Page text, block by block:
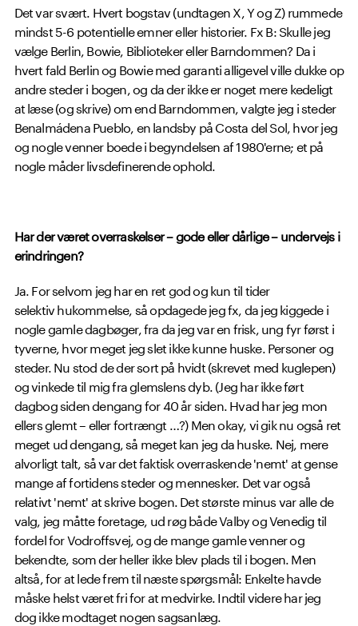
Det var svært. Hvert bogstav (undtagen X, Y og Z) rummede
mindst 5-6 potentielle emner eller historier. Fx B: Skulle jeg
vælge Berlin, Bowie, Biblioteker eller Barndommen? Da i
hvert fald Berlin og Bowie med garanti alligevel ville dukke op
andre steder i bogen, og da der ikke er noget mere kedeligt
at læse (og skrive) om end Barndommen, valgte jeg i steder
Benalmádena Pueblo, en landsby på Costa del Sol, hvor jeg
og nogle venner boede i begyndelsen af 1980'erne; et på
nogle måder livsdefinerende ophold.
Har der været overraskelser – gode eller dårlige – undervejs i
erindringen?
Ja. For selvom jeg har en ret god og kun til tider
selektiv hukommelse, så opdagede jeg fx, da jeg kiggede i
nogle gamle dagbøger, fra da jeg var en frisk, ung fyr først i
tyverne, hvor meget jeg slet ikke kunne huske. Personer og
steder. Nu stod de der sort på hvidt (skrevet med kuglepen)
og vinkede til mig fra glemslens dyb. (Jeg har ikke ført
dagbog siden dengang for 40 år siden. Hvad har jeg mon
ellers glemt – eller fortrængt …?) Men okay, vi gik nu også ret
meget ud dengang, så meget kan jeg da huske. Nej, mere
alvorligt talt, så var det faktisk overraskende 'nemt' at gense
mange af fortidens steder og mennesker. Det var også
relativt 'nemt' at skrive bogen. Det største minus var alle de
valg, jeg måtte foretage, ud røg både Valby og Venedig til
fordel for Vodroffsvej, og de mange gamle venner og
bekendte, som der heller ikke blev plads til i bogen. Men
altså, for at lede frem til næste spørgsmål: Enkelte havde
måske helst været fri for at medvirke. Indtil videre har jeg
dog ikke modtaget nogen sagsanlæg.